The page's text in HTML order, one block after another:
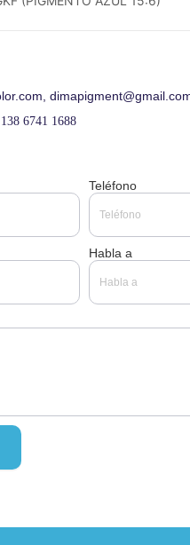
6741 1688
Teléfono
Habla a